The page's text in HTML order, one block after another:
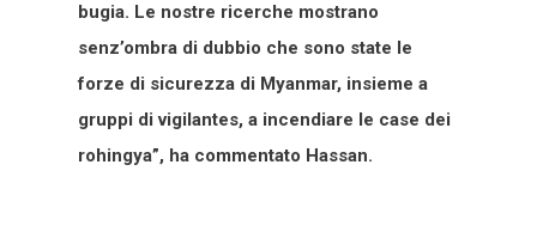
bugia. Le nostre ricerche mostrano
senz’ombra di dubbio che sono state le
forze di sicurezza di Myanmar, insieme a
gruppi di vigilantes, a incendiare le case dei
rohingya”, ha commentato Hassan.